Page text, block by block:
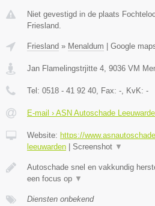
Niet gevestigd in de plaats
Friesland.
Friesland » Menaldum | Google
Jan Flamelingstrjitte 4 9036 VM
Tel: 0518 - 41 92 40 , Fax: - , KvK: -
E-mail › ASN Autoschade
Website: https://
leeuwarden | Screenshot ▼
Autoschade snel en vakkundig
een focus op ▼
Diensten onbekend